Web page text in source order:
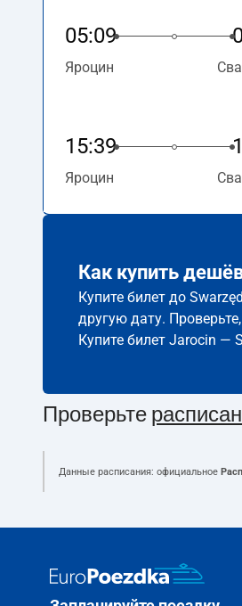
05:09
Яроцин
15:39
Яроцин
Как купить
Купите билет до
другую дату.
Купите билет Jarocin —
Проверьте
Данные расписания: официальное